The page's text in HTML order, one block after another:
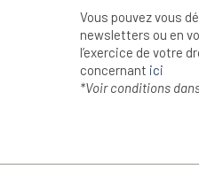
Vous pouvez vous
newsletters ou en
l’exercice de votre
concernant ici
*Voir conditions